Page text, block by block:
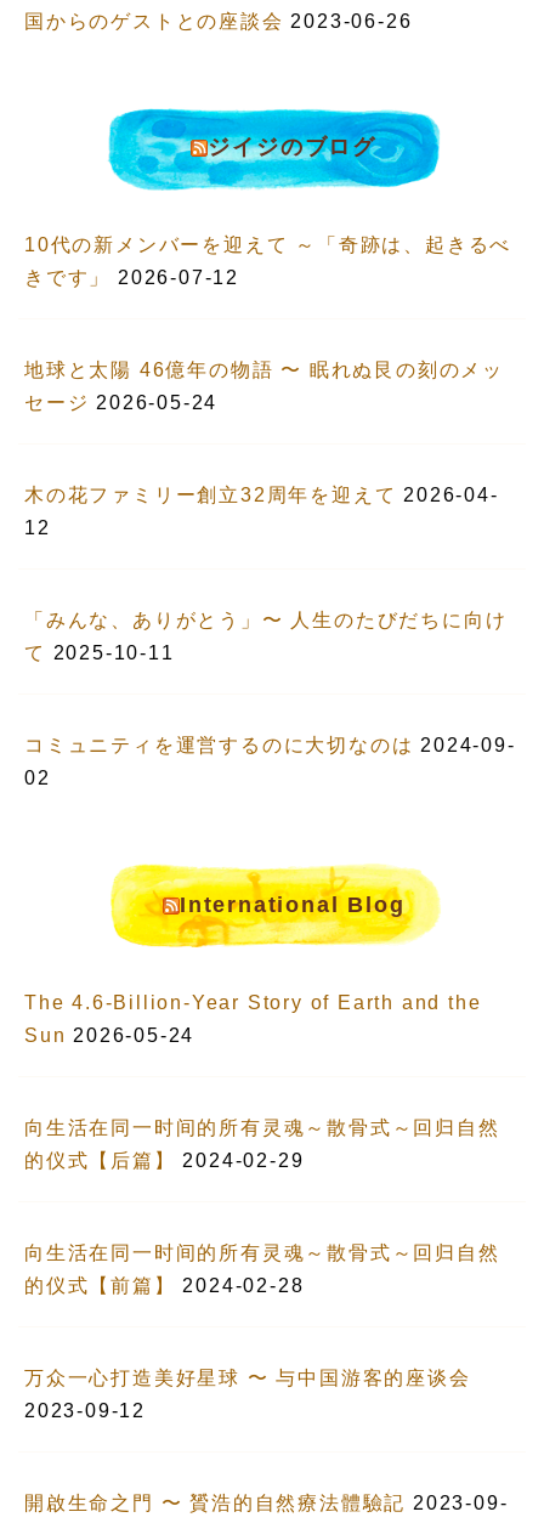
国からのゲストとの座談会 2023-06-26
ジイジのブログ
10代の新メンバーを迎えて ～「奇跡は、起きるべ
きです」
2026-07-12
地球と太陽 46億年の物語 〜 眠れぬ艮の刻のメッ
セージ 2026-05-24
木の花ファミリー創立32周年を迎えて 2026-04-
12
「みんな、ありがとう」〜 人生のたびだちに向け
て
2025-10-11
コミュニティを運営するのに大切なのは 2024-09-
02
International Blog
The 4.6-Billion-Year Story of Earth and the
Sun 2026-05-24
向生活在同一时间的所有灵魂～散骨式～回归自然
的仪式【后篇】
2024-02-29
向生活在同一时间的所有灵魂～散骨式～回归自然
的仪式【前篇】
2024-02-28
万众一心打造美好星球 〜 与中国游客的座谈会
2023-09-12
開啟生命之門 〜 贇浩的自然療法體驗記 2023-09-